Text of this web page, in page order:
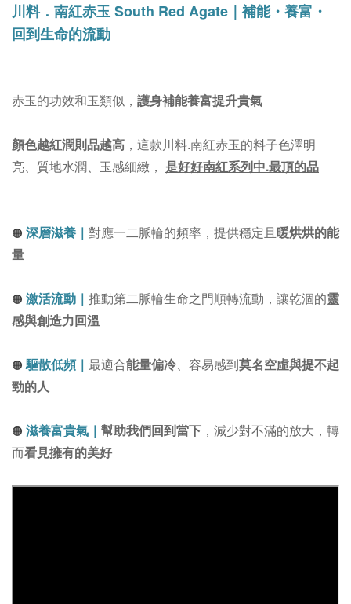
川料．南紅赤玉 South Red Agate｜補能・養富・
回到生命的流動
赤玉的功效和玉類似， 護身補能養富提升貴氣
顏色越紅潤則品越高 ， 這款川料.南紅赤玉的料子色澤明
亮、質地水潤、玉感細緻 ， 是好好南紅系列中.最頂的品
🟠 深層滋養｜ 對應一二脈輪的頻率，提供穩定且暖烘烘的能
量
🟠 激活流動｜ 推動第二脈輪生命之門順轉流動，讓乾涸的靈
感與創造力回溫
🟠 驅散低頻｜ 最適合能量偏冷、容易感到莫名空虛與提不起
勁的人
🟠 滋養富貴氣｜ 幫助我們回到當下 ，減少對不滿的放大，轉
而看見擁有的美好